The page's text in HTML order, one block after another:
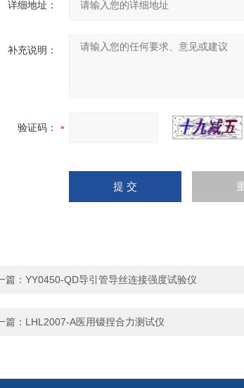
详细地址：
补充说明：
验证码：
篇： YY0450-QD导引管导丝连接强度试验仪
篇： LHL2007-A医用镊捏合力测试仪